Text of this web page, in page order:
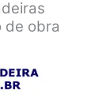
de obra